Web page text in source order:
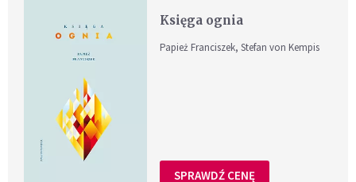
Księga ognia
Papież Franciszek, Stefan von Kempis
SPRAWDŹ CENĘ